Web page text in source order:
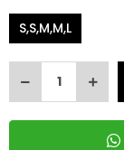
S,S,M,M,L